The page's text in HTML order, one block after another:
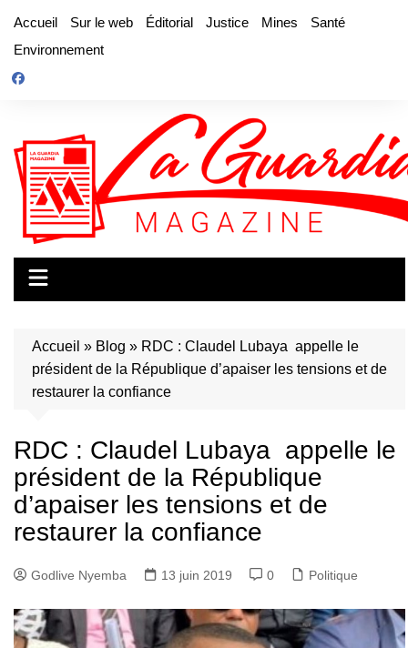
contenu
Accueil Sur le web Éditorial Justice Mines
Santé
Environnement
Accueil » Blog » RDC : Claudel Lubaya appelle le
président de la République d’apaiser les tensions et de
restaurer la confiance
RDC : Claudel Lubaya appelle le
président de la République
d’apaiser les tensions et de
restaurer la confiance
Godlive Nyemba 13 juin 2019 0 Politique